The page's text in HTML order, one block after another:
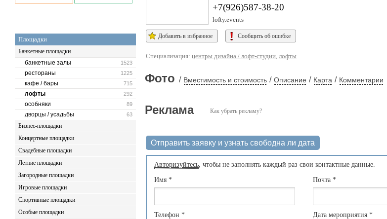
Площадки
Банкетные площадки
1523
банкетные залы
1225
рестораны
715
кафе / бары
292
лофты
89
особняки
63
дворцы / усадьбы
Бизнес-площадки
Концертные площадки
Свадебные площадки
Летние площадки
Загородные площадки
Игровые площадки
Спортивные площадки
Особые площадки
+7(926)587-38-20
lofty.events
Добавить в избранное Сообщить об ошибке
Специализация: центры дизайна / лофт-студии, лофты
Фото / Вместимость и стоимость / Описание / Карта / Комментарии
Как убрать рекламу?
Реклама
Отправить заявку и узнать свободна ли дата
Авторизуйтесь, чтобы не заполнять каждый раз свои контактные данные.
Имя *
Телефон *
Почта*
Дата мероприятия*